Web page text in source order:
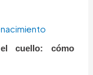
cuello: cómo